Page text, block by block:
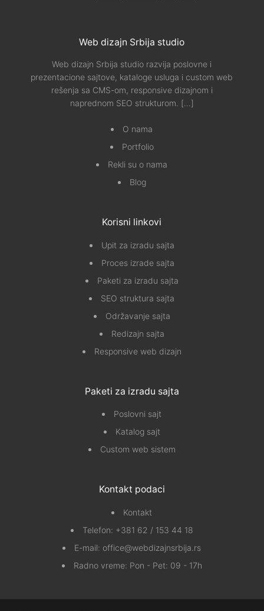
Web dizajn Srbija studio
Web dizajn Srbija studio razvija poslovne i
prezentacione sajtove, kataloge usluga i custom web
rešenja sa CMS-om, responsive dizajnom i
naprednom SEO strukturom. [...]
O nama
Portfolio
Rekli su o nama
Blog
Korisni linkovi
Upit za izradu sajta
Proces izrade sajta
Paketi za izradu sajta
SEO struktura sajta
Održavanje sajta
Redizajn sajta
Responsive web dizajn
Paketi za izradu sajta
Poslovni sajt
Katalog sajt
Custom web sistem
Kontakt podaci
Kontakt
Telefon: +381 62 / 153 44 18
E-mail: office@webdizajnsrbija.rs
Radno vreme: Pon - Pet: 09 - 17h